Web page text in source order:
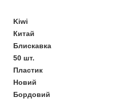
Kiwi
Китай
Блискавка
50 шт.
Пластик
Новий
Бордовий